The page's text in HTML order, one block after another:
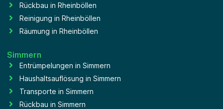
Rückbau in Rheinböllen
Reinigung in Rheinböllen
Räumung in Rheinböllen
Simmern
Entrümpelungen in Simmern
Haushaltsauflösung in Simmern
Transporte in Simmern
Rückbau in Simmern